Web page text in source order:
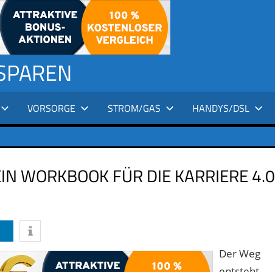
VORSORGE STROM/GAS HANDYS/DSL
WORKBOOK FÜR DIE KARRIERE 4.0
Der Weg